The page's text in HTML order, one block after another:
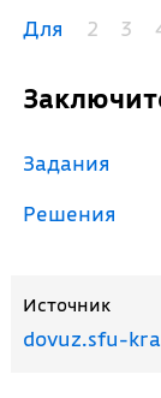
Для 2 3
Задания
Решения
Источник
dovuz.sfu-